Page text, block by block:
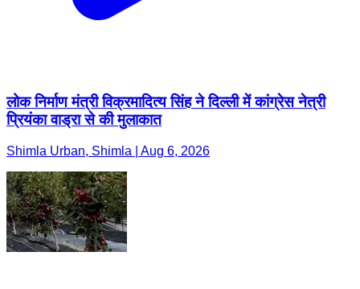
लोक निर्माण मंत्री विक्रमादित्य सिंह ने दिल्ली में कांग्रेस नेत्री
प्रियंका वाड्रा से की मुलाकात
Shimla Urban, Shimla | Aug 6, 2026